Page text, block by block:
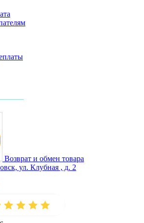
Возврат и обмен товара
ул. Клубная , д. 2